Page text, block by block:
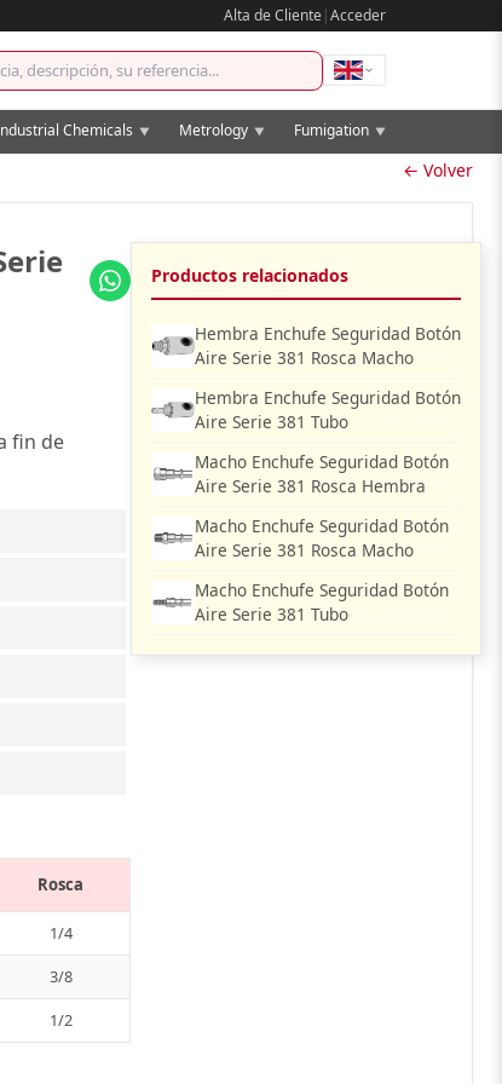
Alta de Cliente|Acceder
Chemicals ▼ Metrology ▼ Fumigation ▼
← Volver
fin de
Rosca
1/4
3/8
1/2
Productos relacionados
Hembra Enchufe Seguridad Botón
Aire Serie 381 Rosca Macho
Hembra Enchufe Seguridad Botón
Aire Serie 381 Tubo
Macho Enchufe Seguridad Botón
Aire Serie 381 Rosca Hembra
Macho Enchufe Seguridad Botón
Aire Serie 381 Rosca Macho
Macho Enchufe Seguridad Botón
Aire Serie 381 Tubo